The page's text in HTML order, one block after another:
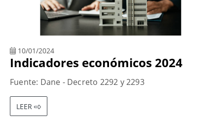
10/01/2024
Indicadores económicos 2024
Fuente: Dane - Decreto 2292 y 2293
LEER